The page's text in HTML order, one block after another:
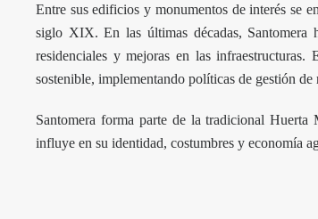
Entre sus edificios y monumentos de interés se
siglo XIX. En las últimas décadas, Santomera
residenciales y mejoras en las
sostenible, implementando políticas de gestión
Santomera forma parte de la tradicional
influye en su identidad, costumbres y economía